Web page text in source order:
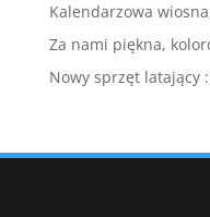
Kalendarzowa
Za nami piękna,
Nowy sprzęt latający